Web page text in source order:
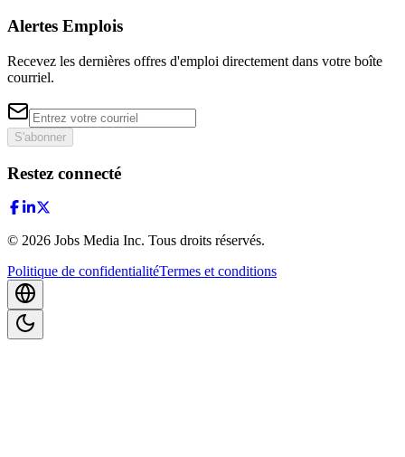
Alertes Emplois
Recevez les dernières offres d'emploi directement dans votre boîte
courriel.
S'abonner
Restez connecté
© 2026 Jobs Media Inc. Tous droits réservés.
Politique de confidentialitéTermes et conditions